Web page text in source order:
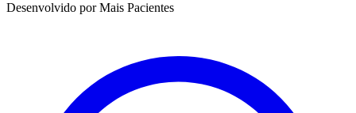
Desenvolvido porMais Pacientes